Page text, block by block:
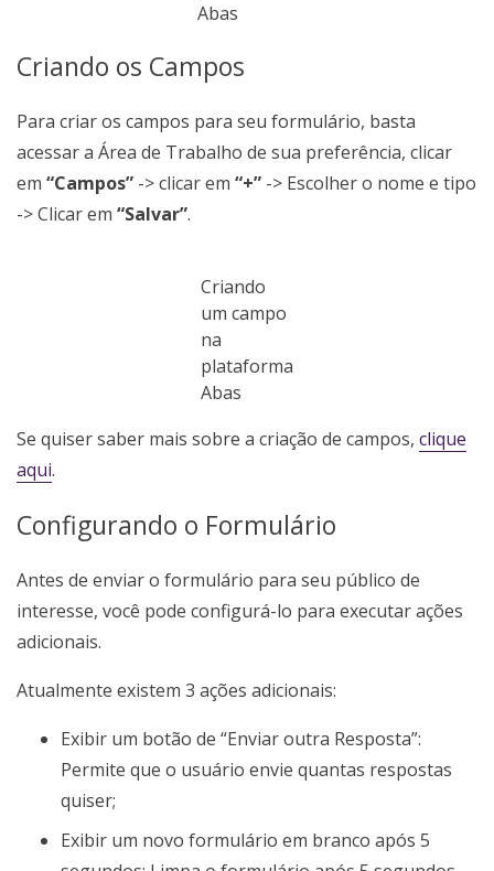
Abas
Criando os Campos
Para criar os campos para seu formulário, basta
acessar a Área de Trabalho de sua preferência, clicar
em “Campos” -> clicar em “+” -> Escolher o nome e tipo
-> Clicar em “Salvar”.
Criando
um campo
na
plataforma
Abas
Se quiser saber mais sobre a criação de campos, clique
aqui.
Configurando o Formulário
Antes de enviar o formulário para seu público de
interesse, você pode configurá-lo para executar ações
adicionais.
Atualmente existem 3 ações adicionais:
Exibir um botão de “Enviar outra Resposta”:
Permite que o usuário envie quantas respostas
quiser;
Exibir um novo formulário em branco após 5